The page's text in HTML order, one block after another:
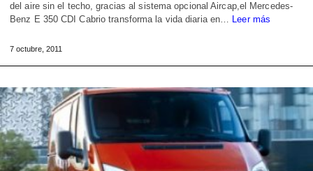
del aire sin el techo, gracias al sistema opcional Aircap,el Mercedes-
Benz E 350 CDI Cabrio transforma la vida diaria en… Leer más
7 octubre, 2011